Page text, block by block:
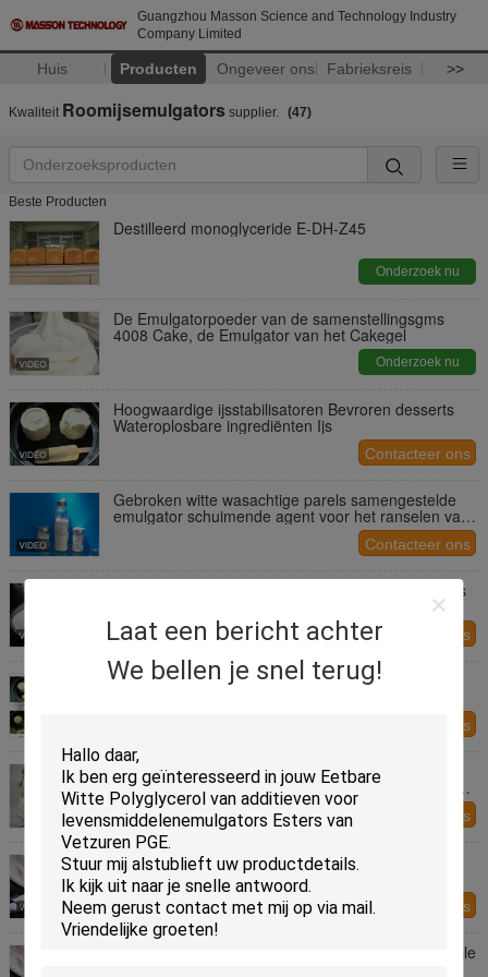
Guangzhou Masson Science and Technology Industry
Company Limited
Huis Producten Ongeveer ons Fabrieksreis >>
Laat een bericht achter
We bellen je snel terug!
Kwaliteit Roomijsemulgators supplier. (47)
Beste Producten
Destilleerd monoglyceride E-DH-Z45
Onderzoek nu
De Emulgatorpoeder van de samenstellingsgms
4008 Cake, de Emulgator van het Cakegel
Onderzoek nu
Hoogwaardige ijsstabilisatoren Bevroren desserts
Wateroplosbare ingrediënten Ijs
Contacteer ons
Gebroken witte wasachtige parels samengestelde
emulgator schuimende agent voor het ranselen van
Contacteer ons
Voedingssupplement Emulgator Polyglycerol esters
Contacteer ons
Emulgatoren in poedervorm E475 / Finamul PGE
Contacteer ons
Voedingsmiddelenproductie IJs Emulgatoren Cas
67784-82-1 Stabilisatoren Polyglycerol esters van
vetzuren PGE
Contacteer ons
Voedingsproducten IJs Emulgatoren Polyglyceryl
Ester Polyglycerol Ester van vetzuren PGE
Contacteer ons
Witte ijs emulgatoren voor bevroren dessert popsicle